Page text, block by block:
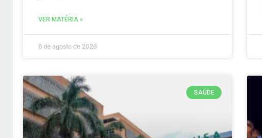
VER MATÉRIA »
6 de agosto de 2026
SAÚDE